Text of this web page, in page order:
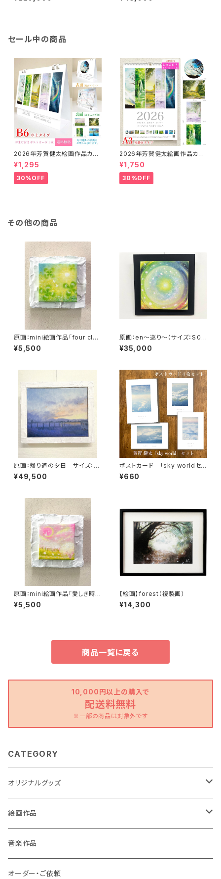
60mm×奥行45mm））
セール中の商品
2026年芳賀健太絵画作品カレ
ンダー（卓上タイプB6）※おまけ
のポストカード付き
¥1,295
30%OFF
2026年芳賀健太絵画作品カレ
ンダー（壁掛けA3）※おまけの
ポストカード付き
¥1,750
30%OFF
その他の商品
原画：mini絵画作品「four clov
ers sky green」
¥5,500
原画：en～巡り～（サイズ：S０
号：よこ18.5cm×たて18.5㎝×
奥行3.5㎝・額縁なし）
¥35,000
原画：帰り道の夕日 サイズ：F
3号・(よこ273mm×たて220m
m ）
¥49,500
ポストカード 「sky worldセッ
ト」
¥660
原画：mini絵画作品「愛しき時
間」
¥5,500
【絵画】forest（複製画）
¥14,300
商品一覧に戻る
10,000円以上の購入で
配送料無料
※一部の商品は対象外です
CATEGORY
オリジナルグッズ
ポストカード
缶バッチ
ストラップ
絵画作品
原画作品
風景画
複製画作品
音楽作品
オーダー・ご依頼